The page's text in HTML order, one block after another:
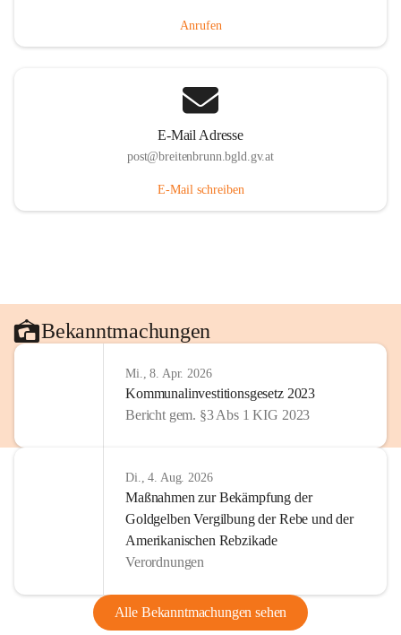
Anrufen
E-Mail Adresse
post@breitenbrunn.bgld.gv.at
E-Mail schreiben
Bekanntmachungen
Mi., 8. Apr. 2026
Kommunalinvestitionsgesetz 2023
Bericht gem. §3 Abs 1 KIG 2023
Di., 4. Aug. 2026
Maßnahmen zur Bekämpfung der
Goldgelben Vergilbung der Rebe und der
Amerikanischen Rebzikade
Verordnungen
Alle Bekanntmachungen sehen